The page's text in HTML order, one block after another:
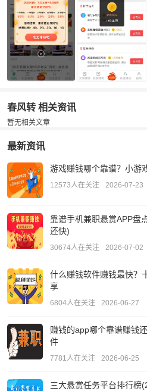
春风转 相关资讯
暂无相关文章
最新资讯
游戏赚钱哪个靠谱？小游
12573人在关注 2026-07-23
靠谱手机兼职悬赏APP盘
还快)
30674人在关注 2026-07-02
什么赚钱软件赚钱最快？
享
6804人在关注 2026-06-27
赚钱的app哪个靠谱赚钱
件
7781人在关注 2026-06-25
三大悬赏任务平台排行榜